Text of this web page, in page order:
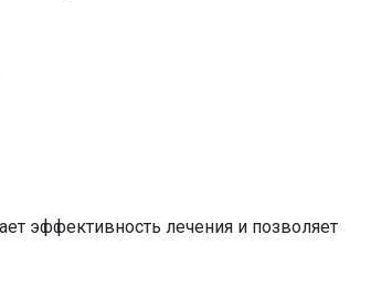
эффективность лечения и позволяет